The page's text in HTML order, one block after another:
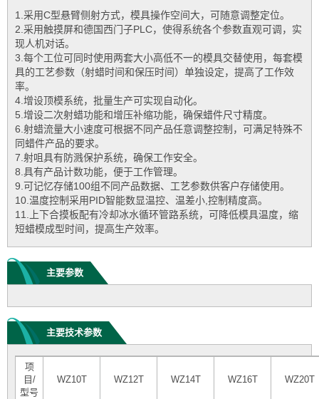
1.采用C型悬臂侧射方式，模具操作空间大，可随意调整定位。
2.采用触摸屏和德国西门子PLC，使得系统各个参数直观可调，实
现人机对话。
3.每个工位可同时使用两套大小高低不一的模具交替使用，每套模
具的工艺参数（射蜡时间和保压时间）单独设定，提高了工作效
率。
4.增设顶模系统，批量生产可实现自动化。
5.增设二次射蜡功能和增压补缩功能，确保蜡件尺寸精度。
6.射蜡流量大小速度可根据不同产品任意调整控制，可满足特殊不
同蜡件产品的要求。
7.射咀具有防溅保护系统，确保工作安全。
8.具有产品计数功能，便于工作管理。
9.可记忆存储100组不同产品数据、工艺参数供客户存储使用。
10.温度控制采用PID智能数显温控、温差小,控制精度高。
11.上下合摸板配有冷却冰水循环管路系统，可降低模具温度，缩
短蜡模成型时间，提高生产效率。
主要参数
主要技术参数
项
目/
型号
WZ10T WZ12T WZ14T WZ16T WZ20T